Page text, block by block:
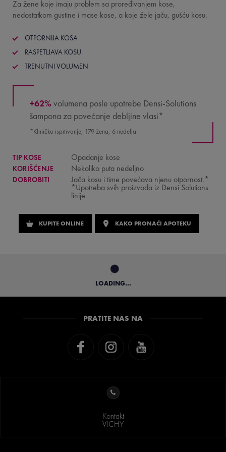
Za žene koje imaju problem sa proređivanjem kose,
nedostatkom gustine i mase kose, a koje žele jaču, gušću kosu.
OTPORNIJA KOSA
RASPETLJAVA KOSU
TRENUTNI VOLUMEN
+62%volumena posle upotrebe Densi-Solutions
šampona za povećanje debljine vlasi*
*Kliničko ispitivanje, 179 žena, 6 nedelja
TIP KOSE Opadanje kose
KORIŠĆENJE Nekoliko puta nedeljno
DOBROBITI Jača kosu i time povećava njenu otpornost.*
*Upotreba svih proizvoda iz Densi Solutions
linije
KUPITE ONLINE KAKO PRONAĆI APOTEKU
LOADING...
PRATITE NAS NA
Kontakt
VICHY